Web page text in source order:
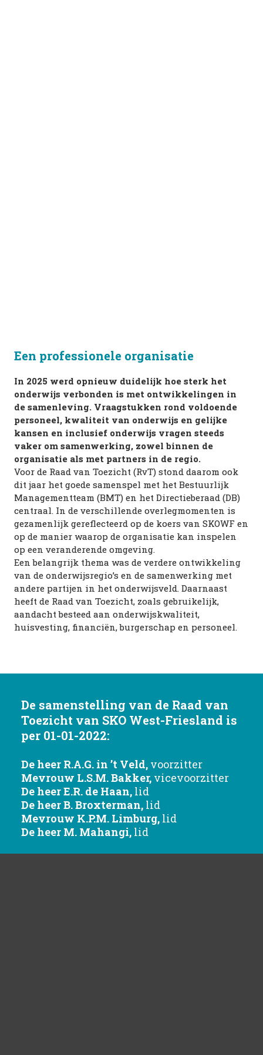
Een professionele organisatie
In 2025 werd opnieuw duidelijk hoe sterk het
onderwijs verbonden is met ontwikkelingen in
de samenleving. Vraagstukken rond voldoende
personeel, kwaliteit van onderwijs en gelijke
kansen en inclusief onderwijs vragen steeds
vaker om samenwerking, zowel binnen de
organisatie als met partners in de regio.
Voor de Raad van Toezicht (RvT) stond daarom ook
dit jaar het goede samenspel met het Bestuurlijk
Managementteam (BMT) en het Directieberaad (DB)
centraal. In de verschillende overlegmomenten is
gezamenlijk gereflecteerd op de koers van SKOWF en
op de manier waarop de organisatie kan inspelen
op een veranderende omgeving.
Een belangrijk thema was de verdere ontwikkeling
van de onderwijsregio’s en de samenwerking met
andere partijen in het onderwijsveld. Daarnaast
heeft de Raad van Toezicht, zoals gebruikelijk,
aandacht besteed aan onderwijskwaliteit,
huisvesting, financiën, burgerschap en personeel.
De samenstelling van de Raad van
Toezicht van SKO West-Friesland is
per 01-01-2022:
De heer R.A.G. in ’t Veld, voorzitter
Mevrouw L.S.M. Bakker, vicevoorzitter
De heer E.R. de Haan, lid
De heer B. Broxterman, lid
Mevrouw K.P.M. Limburg, lid
De heer M. Mahangi, lid